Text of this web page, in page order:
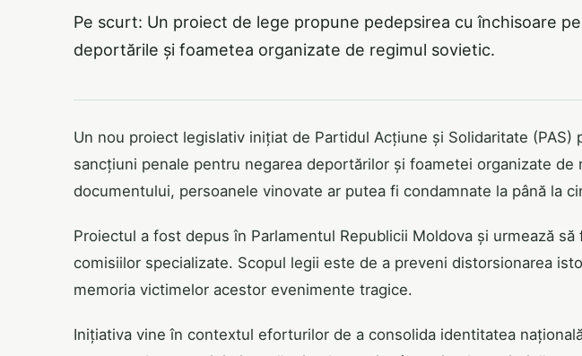
Pe scurt: Un proiect de lege propune pedepsirea cu închisoare
deportările și foametea organizate de regimul sovietic.
Un nou proiect legislativ inițiat de Partidul Acțiune și Solidaritate (PAS)
sancțiuni penale pentru negarea deportărilor și foametei organizate
documentului, persoanele vinovate ar putea fi condamnate la până la
Proiectul a fost depus în Parlamentul Republicii Moldova și urmează
comisiilor specializate. Scopul legii este de a preveni distorsionarea
memoria victimelor acestor evenimente tragice.
Inițiativa vine în contextul eforturilor de a consolida identitatea